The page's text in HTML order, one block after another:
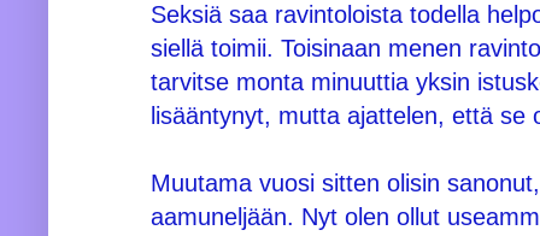
Seksiä saa ravintoloista todella
siellä toimii. Toisinaan menen
tarvitse monta minuuttia yksin
lisääntynyt, mutta ajattelen, että se
Muutama vuosi sitten olisin
aamuneljään. Nyt olen ollut